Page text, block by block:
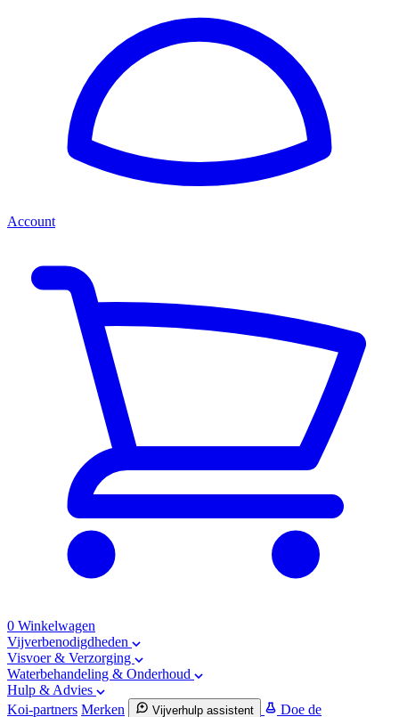
Account
0 Winkelwagen
Vijverbenodigdheden
Visvoer & Verzorging
Waterbehandeling & Onderhoud
Hulp & Advies
Koi-partners Merken Vijverhulp assistent
Doe de